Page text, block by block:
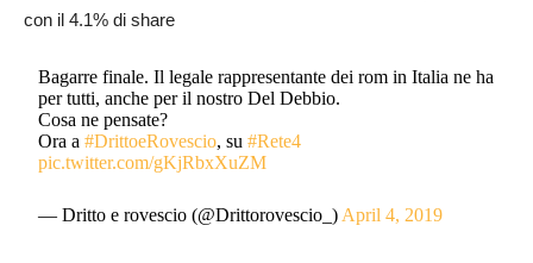
con il 4.1% di share
Bagarre finale. Il legale rappresentante dei rom in Italia ne ha
per tutti, anche per il nostro Del Debbio.
Cosa ne pensate?
Ora a#DrittoeRovescio, su#Rete4
pic.twitter.com/gKjRbxXuZM
— Dritto e rovescio (@Drittorovescio_) April 4, 2019